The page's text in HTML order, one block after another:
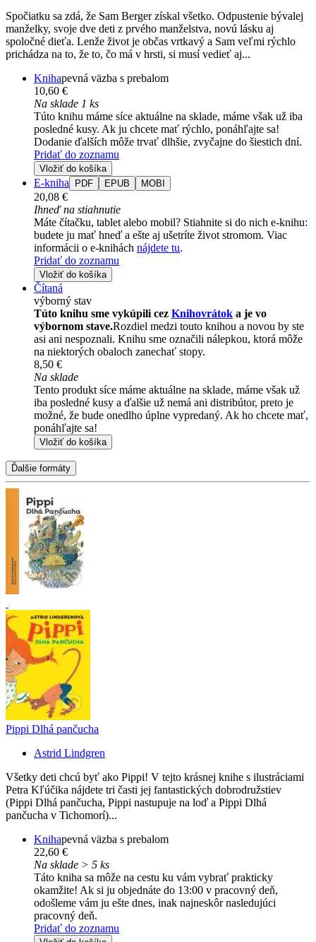
Spočiatku sa zdá, že Sam Berger získal všetko. Odpustenie bývalej
manželky, svoje dve deti z prvého manželstva, novú lásku aj
spoločné dieťa. Lenže život je občas vrtkavý a Sam veľmi rýchlo
prichádza na to, že to, čo má v hrsti, si musí vedieť aj...
Knihapevná väzba s prebalom
10,60 €
Na sklade 1 ks
Túto knihu máme síce aktuálne na sklade, máme však už iba
posledné kusy. Ak ju chcete mať rýchlo, ponáhľajte sa!
Dodanie ďalších môže trvať dlhšie, zvyčajne do šiestich dní.
Pridať do zoznamu
Vložiť do košíka
E-kniha PDF EPUB MOBI
20,08 €
Ihneď na stiahnutie
Máte čítačku, tablet alebo mobil? Stiahnite si do nich e-knihu:
budete ju mať hneď a ešte aj ušetríte život stromom. Viac
informácii o e-knihách nájdete tu.
Pridať do zoznamu
Vložiť do košíka
Čítaná
výborný stav
Túto knihu sme vykúpili cez Knihovrátok a je vo
výbornom stave.Rozdiel medzi touto knihou a novou by ste
asi ani nespoznali. Knihu sme označili nálepkou, ktorá môže
na niektorých obaloch zanechať stopy.
8,50 €
Na sklade
Tento produkt síce máme aktuálne na sklade, máme však už
iba posledné kusy a ďalšie už nemá ani distribútor, preto je
možné, že bude onedlho úplne vypredaný. Ak ho chcete mať,
ponáhľajte sa!
Vložiť do košíka
Ďalšie formáty
Pippi Dlhá pančucha
Astrid Lindgren
Všetky deti chcú byť ako Pippi! V tejto krásnej knihe s ilustráciami
Petra Kľúčika nájdete tri časti jej fantastických dobrodružstiev
(Pippi Dlhá pančucha, Pippi nastupuje na loď a Pippi Dlhá
pančucha v Tichomorí)...
Knihapevná väzba s prebalom
22,60 €
Na sklade > 5 ks
Táto kniha sa môže na cestu ku vám vybrať prakticky
okamžite! Ak si ju objednáte do 13:00 v pracovný deň,
odošleme vám ju ešte dnes, inak najneskôr nasledujúci
pracovný deň.
Pridať do zoznamu